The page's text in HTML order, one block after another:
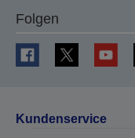
Folgen
Kundenservice